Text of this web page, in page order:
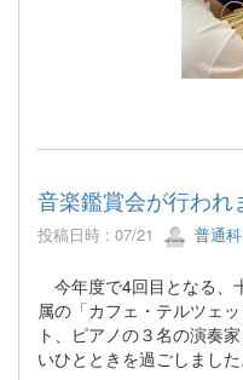
音楽鑑賞会が行われ
投稿日時 : 07/21 普通科
今年度で4回目となる、
属の「カフェ・テルツェ
ト、ピアノの３名の演奏
いひとときを過ごしました